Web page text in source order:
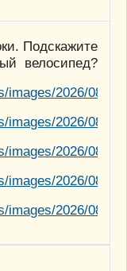
Подскажите
велосипед?